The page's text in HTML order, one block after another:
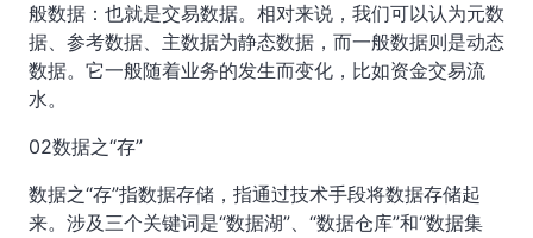
般数据：也就是交易数据。相对来说，我们可以认为元数
据、参考数据、主数据为静态数据，而一般数据则是动态
数据。它一般随着业务的发生而变化，比如资金交易流
水。
02数据之“存”
数据之“存”指数据存储，指通过技术手段将数据存储起
来。涉及三个关键词是“数据湖”、“数据仓库”和“数据集